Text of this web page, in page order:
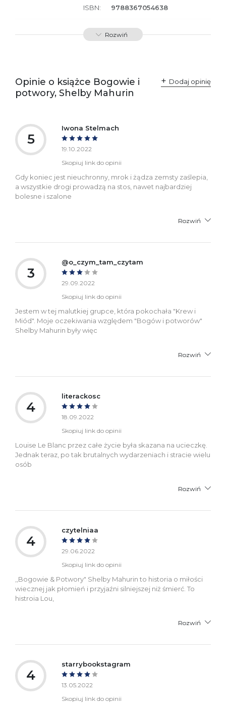
ISBN: 9788367054638
SKU: E800173
Polska
kontakt@wydajenamsie.pl
+48 61 623 38 38
informacje dotyczące
bezpieczeństwa:
Rozwiń
Opinie o książce Bogowie i
potwory, Shelby Mahurin
Dodaj opinię
5
Iwona Stelmach
19.10.2022
Skopiuj link do opinii
Gdy koniec jest nieuchronny, mrok i żądza zemsty zaślepia,
a wszystkie drogi prowadzą na stos, nawet najbardziej
bolesne i szalone
Rozwiń
3
@o_czym_tam_czytam
29.09.2022
Skopiuj link do opinii
Jestem w tej malutkiej grupce, która pokochała "Krew i
Miód". Moje oczekiwania względem "Bogów i potworów"
Shelby Mahurin były więc
Rozwiń
4
literackosc
18.09.2022
Skopiuj link do opinii
Louise Le Blanc przez całe życie była skazana na ucieczkę.
Jednak teraz, po tak brutalnych wydarzeniach i stracie wielu
osób
Rozwiń
4
czytelniaa
29.06.2022
Skopiuj link do opinii
,,Bogowie & Potwory" Shelby Mahurin to historia o miłości
wiecznej jak płomień i przyjaźni silniejszej niż śmierć. To
histroia Lou,
Rozwiń
4
starrybookstagram
13.05.2022
Skopiuj link do opinii